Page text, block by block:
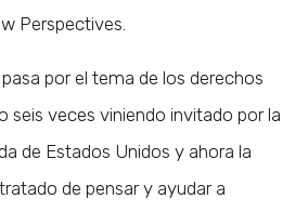
Perspectives.
por el tema de los derechos
seis veces viniendo invitado por la
de Estados Unidos y ahora la
de pensar y ayudar a